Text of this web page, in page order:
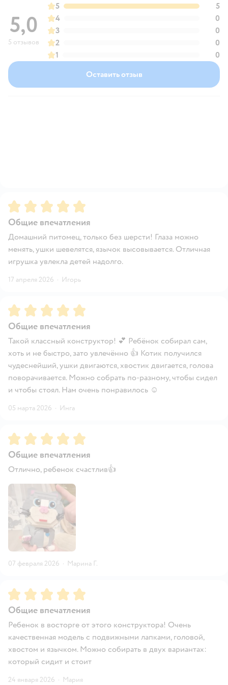
5,0
5 отзывов
5
5
4
0
3
0
2
0
1
0
Оставить отзыв
Рейтинг:5
Общие впечатления
Домашний питомец, только без шерсти! Глаза можно
менять, ушки шевелятся, язычок высовывается. Отличная
игрушка увлекла детей надолго.
17 апреля 2026 · Игорь
Рейтинг:5
Общие впечатления
Такой классный конструктор! 💕 Ребёнок собирал сам,
хоть и не быстро, зато увлечённо 👍 Котик получился
чудеснейший, ушки двигаются, хвостик двигается, голова
поворачивается. Можно собрать по-разному, чтобы сидел
и чтобы стоял. Нам очень понравилось ☺️
05 марта 2026 · Инга
Рейтинг:5
Общие впечатления
Отлично, ребенок счастлив👍
07 февраля 2026 · Марина Г.
Рейтинг:5
Общие впечатления
Ребенок в восторге от этого конструктора! Очень
качественная модель с подвижными лапками, головой,
хвостом и язычком. Можно собирать в двух вариантах:
который сидит и стоит
24 января 2026 · Мария